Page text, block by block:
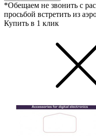
*Обещаем не звонить с
просьбой встретить из
Купить в 1 клик